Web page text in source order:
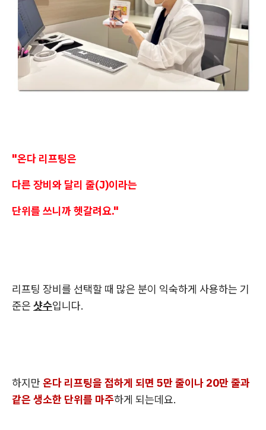
"온다 리프팅은
다른 장비와 달리 줄(J)이라는
단위를 쓰니까 헷갈려요."
리프팅 장비를 선택할 때 많은 분이 익숙하게 사용하는 기
준은 샷수입니다.
하지만 온다 리프팅을 접하게 되면 5만 줄이나 20만 줄과
같은 생소한 단위를 마주하게 되는데요.